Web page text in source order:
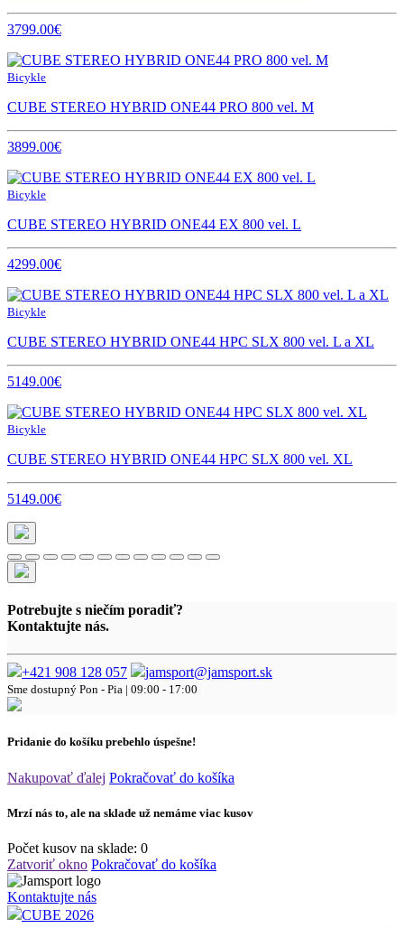
3799.00€
Bicykle
CUBE STEREO HYBRID ONE44 PRO 800 vel. M
3899.00€
Bicykle
CUBE STEREO HYBRID ONE44 EX 800 vel. L
4299.00€
Bicykle
CUBE STEREO HYBRID ONE44 HPC SLX 800 vel. L a XL
5149.00€
Bicykle
CUBE STEREO HYBRID ONE44 HPC SLX 800 vel. XL
5149.00€
Potrebujte s niečím poradiť?
Kontaktujte nás.
+421 908 128 057 jamsport@jamsport.sk
Sme dostupný Pon - Pia | 09:00 - 17:00
Pridanie do košíku prebehlo úspešne!
Nakupovať ďalej Pokračovať do košíka
Mrzí nás to, ale na sklade už nemáme viac kusov
Počet kusov na sklade: 0
Zatvoriť okno Pokračovať do košíka
Kontaktujte nás
CUBE 2026